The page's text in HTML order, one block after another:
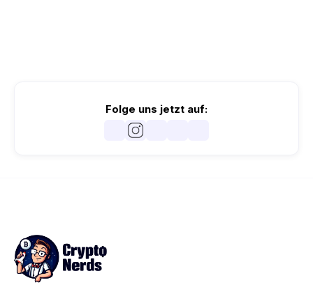
Folge uns jetzt auf: